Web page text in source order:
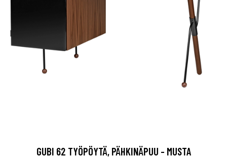
GUBI 62 TYÖPÖYTÄ, PÄHKINÄPUU - MUSTA